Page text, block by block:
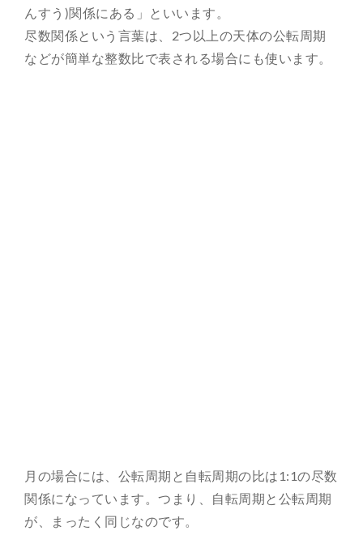
んすう)関係にある」といいます。
尽数関係という言葉は、2つ以上の天体の公転周期
などが簡単な整数比で表される場合にも使います。
月の場合には、公転周期と自転周期の比は1:1の尽数
関係になっています。つまり、自転周期と公転周期
が、まったく同じなのです。